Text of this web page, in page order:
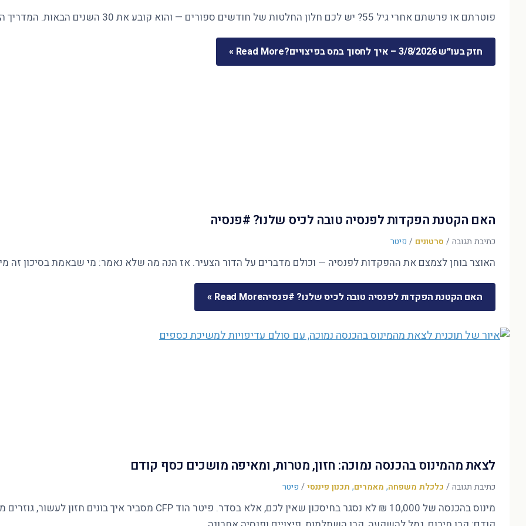
פוטרתם או פרשתם אחרי גיל 55? יש לכם חלון החלטות של חודשים ספורים — והוא קובע את 30 השנים הבאות. המדריך המלא לכסף שמשתחרר …
חזק בעו״ש 3/8/2026 – איך לחסוך במס בפיצויים? Read More »
האם הקטנת הפקדות לפנסיה טובה לכיס שלנו? #פנסיה
כתיבת תגובה/ סרטונים / פיטר
האוצר בוחן לצמצם את ההפקדות לפנסיה — וכולם מדברים על הדור הצעיר. אז הנה מה שלא נאמר: מי שבאמת בסיכון זה מי שנשארו לו
האם הקטנת הפקדות לפנסיה טובה לכיס שלנו? #פנסיהRead More »
לצאת מהמינוס בהכנסה נמוכה: חזון, מטרות, ומאיפה מושכים כסף קודם
כתיבת תגובה/ כלכלת משפחה, מאמרים, תכנון פיננסי/ פיטר